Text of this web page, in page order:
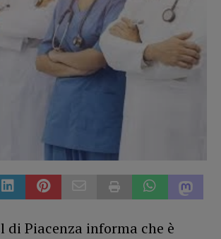
di Piacenza informa che è